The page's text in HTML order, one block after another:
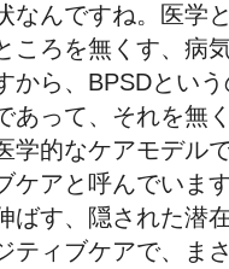
なんですね。医学
ころを無くす、病
から、BPSDとい
あって、それを無
学的なケアモデル
ケアと呼んでいま
ばす、隠された潜
ティブケアで、ま